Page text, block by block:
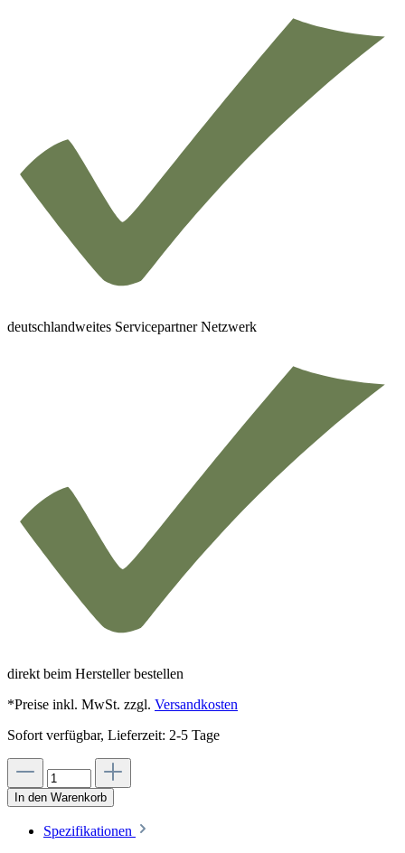
deutschlandweites Servicepartner Netzwerk
direkt beim Hersteller bestellen
*Preise inkl. MwSt. zzgl. Versandkosten
Sofort verfügbar, Lieferzeit: 2-5 Tage
In den Warenkorb
Spezifikationen